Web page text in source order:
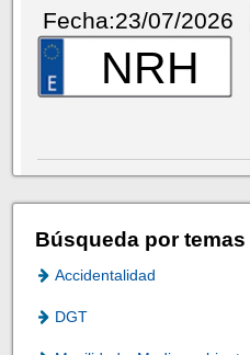
Fecha:23/07/2026
NRH
Búsqueda por temas
Accidentalidad
DGT